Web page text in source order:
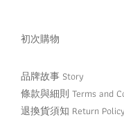
初次購物
品牌故事 Story
條款與細則 Terms and
退換貨須知 Return Policy